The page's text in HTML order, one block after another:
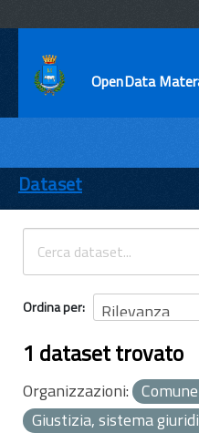
OpenData
ENTI
TEMI
INFORMAZIONI
Dataset
Ordina per
1 dataset trovato
Organizzazioni:
Giustizia, sistema